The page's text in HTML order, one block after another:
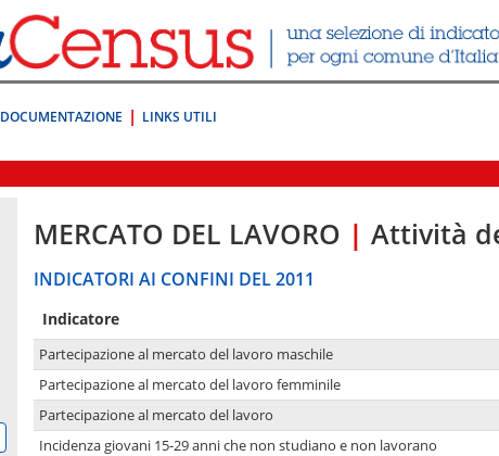
DOCUMENTAZIONE LINKS UTILI
MERCATO DEL LAVORO | Attività
INDICATORI AI CONFINI DEL 2011
Indicatore
Partecipazione al mercato del lavoro maschile
Partecipazione al mercato del lavoro femminile
Partecipazione al mercato del lavoro
Incidenza giovani 15-29 anni che non studiano e non lavorano